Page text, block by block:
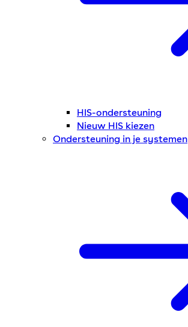
HIS-ondersteuning
Nieuw HIS kiezen
Ondersteuning in je systemen